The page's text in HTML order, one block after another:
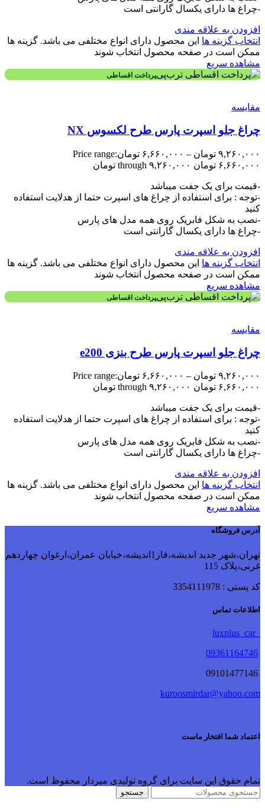
-چراغ ها دارای یکسال گارانتی است
افزودن به علاقه مندی
انتخاب گزینه ها این محصول دارای انواع مختلفی می باشد. گزینه ها
ممکن است در صفحه محصول انتخاب شوند
مشاهده سریع
پرداخت اقساطی
مقایسه
چراغ جلو اسپرت پارس طرح لکسوس NX
۹,۲۶۰,۰۰۰ تومان – ۶,۶۶۰,۰۰۰ تومانPrice range:
۶,۶۶۰,۰۰۰ تومان through ۹,۲۶۰,۰۰۰ تومان
-قیمت برای یک جفت میباشد
-توجه : برای استفاده از چراغ های اسپرت حتما از هدلایت استفاده
کنید
-نصب به شکل فابریک روی همه مدل های پارس
-چراغ ها دارای یکسال گارانتی است
افزودن به علاقه مندی
انتخاب گزینه ها این محصول دارای انواع مختلفی می باشد. گزینه ها
ممکن است در صفحه محصول انتخاب شوند
مشاهده سریع
پرداخت اقساطی
مقایسه
چراغ جلو اسپرت پارس طرح بنزی e200
۹,۲۶۰,۰۰۰ تومان – ۶,۶۶۰,۰۰۰ تومانPrice range:
۶,۶۶۰,۰۰۰ تومان through ۹,۲۶۰,۰۰۰ تومان
-قیمت برای یک جفت میباشد
-توجه : برای استفاده از چراغ های اسپرت حتما از هدلایت استفاده
کنید
-نصب به شکل فابریک روی همه مدل های پارس
-چراغ ها دارای یکسال گارانتی است
افزودن به علاقه مندی
انتخاب گزینه ها این محصول دارای انواع مختلفی می باشد. گزینه ها
ممکن است در صفحه محصول انتخاب شوند
مشاهده سریع
آدرس فروشگاه
تهران،شهر جدید اندیشه،فاز1اندیشه،خیابان عمران،ارغوان چهاردهم
غربی،پلاک 115
کد پستی : 3354111978
اطلاعات تماس
09361164746
kuroosmirdar@yahoo.com
اعتماد شما افتخار ماست
تمام حقوق این سایت برای گروه تولیدی میردار محفوظ است.
جستجو